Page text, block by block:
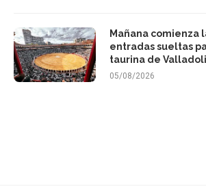
Mañana comienza
entradas sueltas
taurina de
05/08/2026